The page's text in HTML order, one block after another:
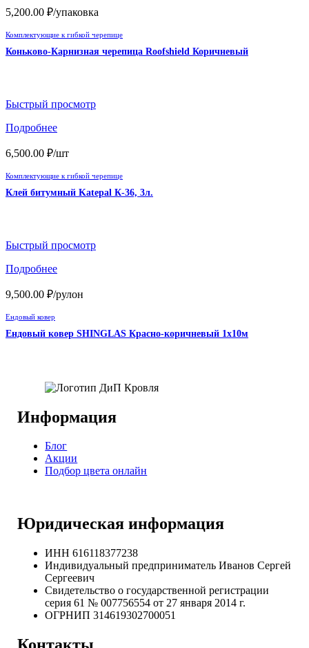
5,200.00 ₽/упаковка
Комплектующие к гибкой черепице
Коньково-Карнизная черепица Roofshield Коричневый
Быстрый просмотр
Подробнее
6,500.00 ₽/шт
Комплектующие к гибкой черепице
Клей битумный Katepal К-36, 3л.
Быстрый просмотр
Подробнее
9,500.00 ₽/рулон
Ендовый ковер
Ендовый ковер SHINGLAS Красно-коричневый 1х10м
Информация
Блог
Акции
Подбор цвета онлайн
Юридическая информация
ИНН 616118377238
Индивидуальный предприниматель Иванов Сергей
Сергеевич
Свидетельство о государственной регистрации
серия 61 № 007756554 от 27 января 2014 г.
ОГРНИП314619302700051